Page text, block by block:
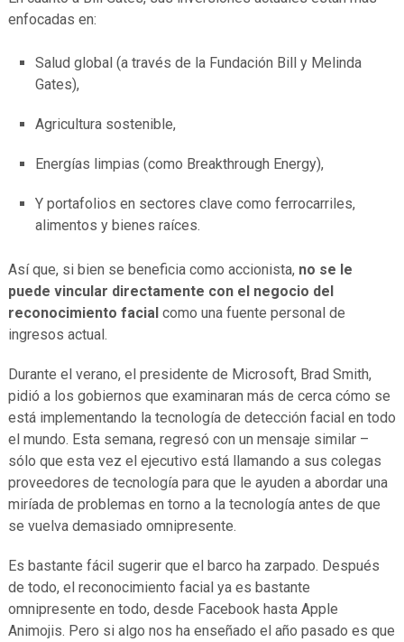
enfocadas en:
Salud global (a través de la Fundación Bill y Melinda
Gates),
Agricultura sostenible,
Energías limpias (como Breakthrough Energy),
Y portafolios en sectores clave como ferrocarriles,
alimentos y bienes raíces.
Así que, si bien se beneficia como accionista, no se le
puede vincular directamente con el negocio del
reconocimiento facialcomo una fuente personal de
ingresos actual.
Durante el verano, el presidente de Microsoft, Brad Smith,
pidió a los gobiernos que examinaran más de cerca cómo se
está implementando la tecnología de detección facial en todo
el mundo. Esta semana, regresó con un mensaje similar –
sólo que esta vez el ejecutivo está llamando a sus colegas
proveedores de tecnología para que le ayuden a abordar una
miríada de problemas en torno a la tecnología antes de que
se vuelva demasiado omnipresente.
Es bastante fácil sugerir que el barco ha zarpado. Después
de todo, el reconocimiento facial ya es bastante
omnipresente en todo, desde Facebook hasta Apple
Animojis. Pero si algo nos ha enseñado el año pasado es que